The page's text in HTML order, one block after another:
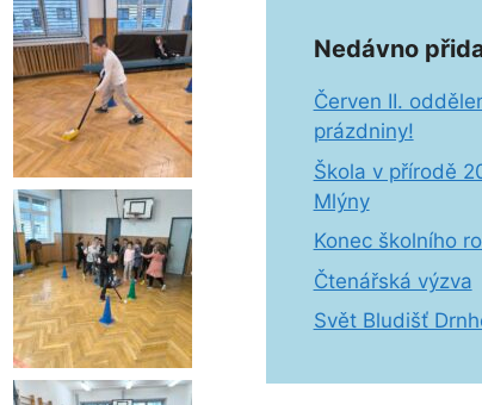
Nedávno
Červen II.
prázdniny!
Škola v přírodě
Mlýny
Konec školního
Čtenářská výzva
Svět Bludišť